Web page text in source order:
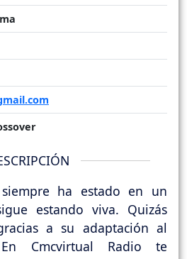
ha estado en un
estando viva. Quizás
a su adaptación al
Cmcvirtual Radio te